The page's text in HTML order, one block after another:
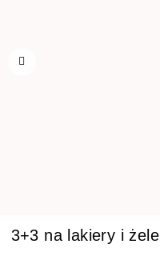
3+3 na lakiery i żele